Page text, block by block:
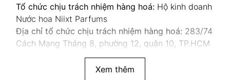
Tổ chức chịu trách nhiệm hàng hoá: Hộ kinh doanh
Nước hoa Niixt Parfums
Địa chỉ tổ chức chịu trách nhiệm hàng hoá: 283/74
Cách Mạng Tháng 8, phường 12, quận 10, TP.HCM
Xem thêm